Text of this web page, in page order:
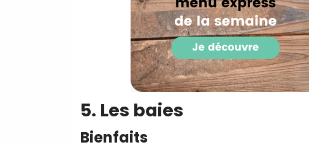
5. Les baies
Bienfaits